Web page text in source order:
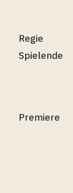
Regie
Spielende
Premiere